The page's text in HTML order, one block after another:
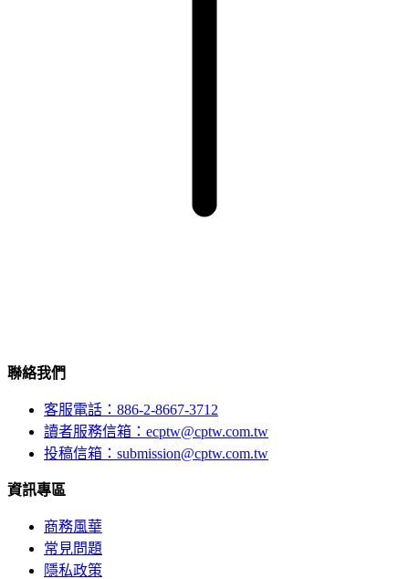
聯絡我們
客服電話：886-2-8667-3712
讀者服務信箱：ecptw@cptw.com.tw
投稿信箱： submission@cptw.com.tw
資訊專區
商務風華
常見問題
隱私政策